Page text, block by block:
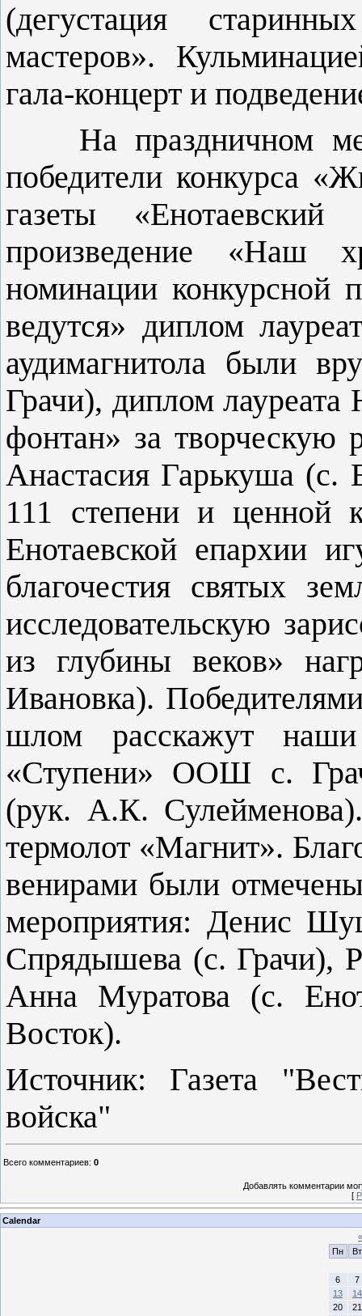
(дегустация
мастеров».
гала-концерт и
На праздничном
победители конкурса
газеты «Енотаевский
произведе­ние
номинации конкурсной
ведутся» ди­плом
аудимагнитола были
Грачи), диплом
фонтан» за твор­ческую
Анастасия Гарькуша (с.
111 сте­пени и ценной
Енотаевской епархии
бла­гочестия святых
исследовательскую
из глубины веков»
Ивановка).
шлом расскажут
«Ступени» ООШ с.
(рук. А.К.
термолот «Магнит».
венирами были отмечены
мероприятия: Денис
Спрядышева (с. Грачи),
Анна Му­ратова (с.
Восток).
Источник: Газета
войска"
Всего комментариев: 0
Добавлять комментарии
[
Calendar
«
Пн
Вт
6
7
13
14
20
21